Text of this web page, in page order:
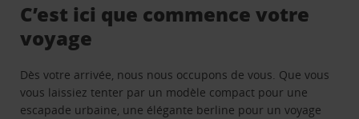
C’est ici que commence votre
voyage
Dès votre arrivée, nous nous occupons de vous. Que vous
vous laissiez tenter par un modèle compact pour une
escapade urbaine, une élégante berline pour un voyage